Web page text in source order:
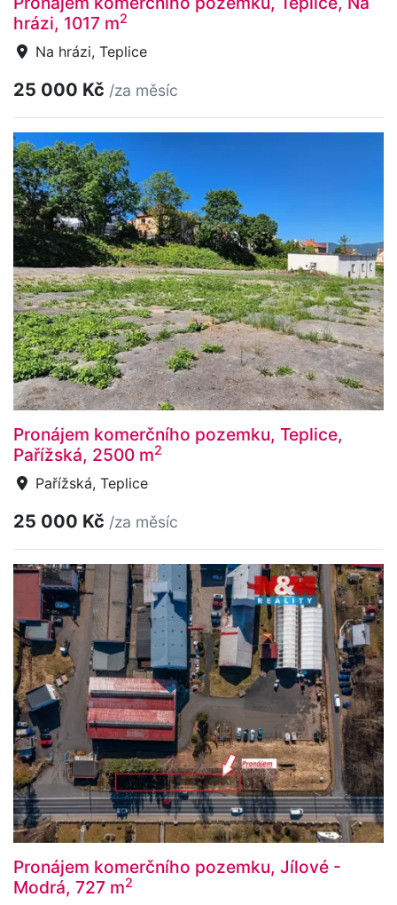
hrázi, 1017 m2
Na hrázi, Teplice
25 000 Kč /za měsíc
Pronájem komerčního pozemku, Teplice,
Pařížská, 2500 m2
Pařížská, Teplice
25 000 Kč /za měsíc
Pronájem komerčního pozemku, Jílové -
Modrá, 727 m2